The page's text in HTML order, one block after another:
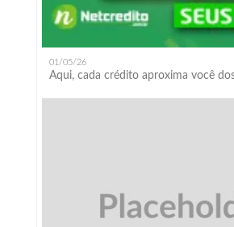
01/05/26
Aqui, cada crédito aproxima você